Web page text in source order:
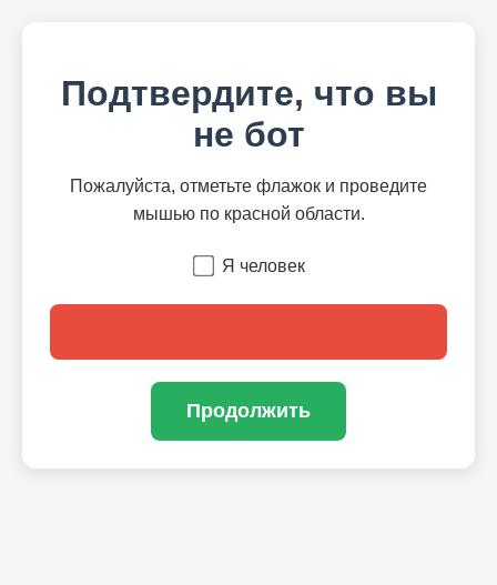
Подтвердите, что вы
не бот
Пожалуйста, отметьте флажок и проведите
мышью по красной области.
Я человек
Продолжить